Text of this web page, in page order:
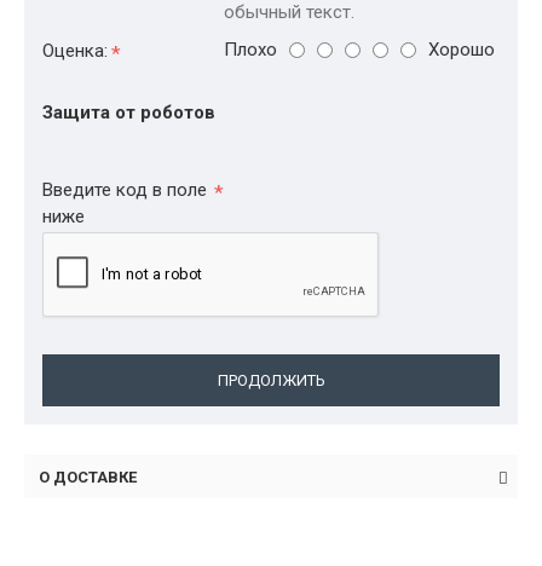
обычный текст.
Оценка:
Плохо Хорошо
Защита от роботов
Введите код в поле
ниже
ПРОДОЛЖИТЬ
О ДОСТАВКЕ